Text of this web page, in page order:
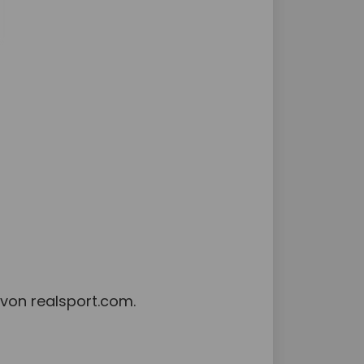
realsport.com.